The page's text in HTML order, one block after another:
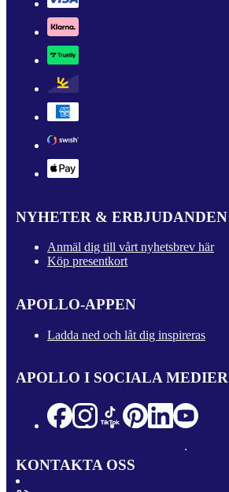
NYHETER & ERBJUDANDEN
Anmäl dig till vårt nyhetsbrev här
Köp presentkort
APOLLO-APPEN
Ladda ned och låt dig inspireras
APOLLO I SOCIALA MEDIER
KONTAKTA OSS